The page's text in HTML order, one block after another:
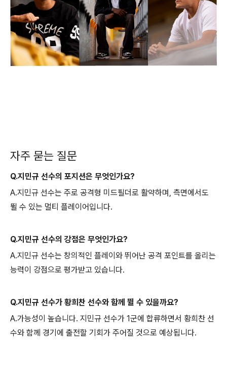
자주 묻는 질문
Q.지민규 선수의 포지션은 무엇인가요?
A.지민규 선수는 주로 공격형 미드필더로 활약하며, 측면에서도
뛸 수 있는 멀티 플레이어입니다.
Q.지민규 선수의 강점은 무엇인가요?
A.지민규 선수는 창의적인 플레이와 뛰어난 공격 포인트를 올리는
능력이 강점으로 평가받고 있습니다.
Q.지민규 선수가 황희찬 선수와 함께 뛸 수 있을까요?
A.가능성이 높습니다. 지민규 선수가 1군에 합류하면서 황희찬 선
수와 함께 경기에 출전할 기회가 주어질 것으로 예상됩니다.